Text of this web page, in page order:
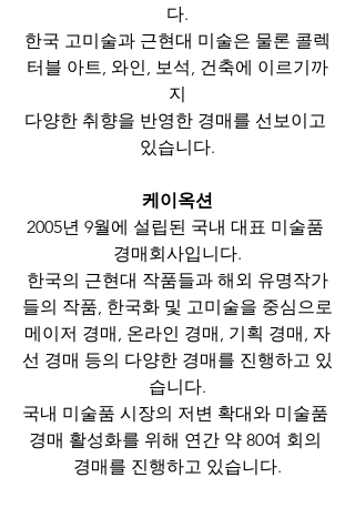
다.
한국 고미술과 근현대 미술은 물론 콜렉
터블 아트, 와인, 보석, 건축에 이르기까
지
다양한 취향을 반영한 경매를 선보이고
있습니다.
케이옥션
2005년 9월에 설립된 국내 대표 미술품
경매회사입니다.
한국의 근현대 작품들과 해외 유명작가
들의 작품, 한국화 및 고미술을 중심으로
메이저 경매, 온라인 경매, 기획 경매, 자
선 경매 등의 다양한 경매를 진행하고 있
습니다.
국내 미술품 시장의 저변 확대와 미술품
경매 활성화를 위해 연간 약 80여 회의
경매를 진행하고 있습니다.